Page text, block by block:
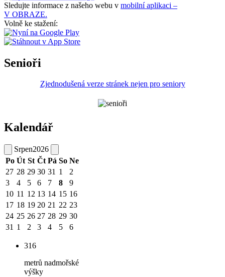
Sledujte informace z našeho webu v mobilní aplikaci –
V OBRAZE.
Volně ke stažení:
Senioři
Zjednodušená verze stránek nejen pro seniory
Kalendář
Srpen2026
Po Út St Čt Pá So Ne
27 28 29 30 31 1
2
3
4 5 6 7 8
9
10 11 12 13 14 15 16
17 18 19 20 21 22 23
24 25 26 27 28 29 30
31 1 2 3 4 5 6
316
metrů nadmořské
výšky